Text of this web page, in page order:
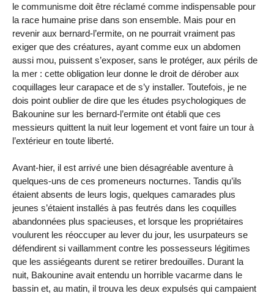
le communisme doit être réclamé comme indispensable pour
la race humaine prise dans son ensemble. Mais pour en
revenir aux bernard-l’ermite, on ne pourrait vraiment pas
exiger que des créatures, ayant comme eux un abdomen
aussi mou, puissent s’exposer, sans le protéger, aux périls de
la mer : cette obligation leur donne le droit de dérober aux
coquillages leur carapace et de s’y installer. Toutefois, je ne
dois point oublier de dire que les études psychologiques de
Bakounine sur les bernard-l’ermite ont établi que ces
messieurs quittent la nuit leur logement et vont faire un tour à
l’extérieur en toute liberté.
Avant-hier, il est arrivé une bien désagréable aventure à
quelques-uns de ces promeneurs nocturnes. Tandis qu’ils
étaient absents de leurs logis, quelques camarades plus
jeunes s’étaient installés à pas feutrés dans les coquilles
abandonnées plus spacieuses, et lorsque les propriétaires
voulurent les réoccuper au lever du jour, les usurpateurs se
défendirent si vaillamment contre les possesseurs légitimes
que les assiégeants durent se retirer bredouilles. Durant la
nuit, Bakounine avait entendu un horrible vacarme dans le
bassin et, au matin, il trouva les deux expulsés qui campaient